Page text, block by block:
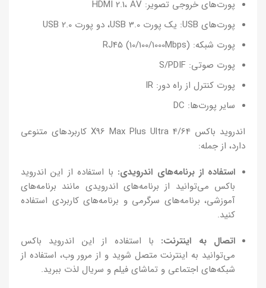
پورت‌های خروجی تصویر: HDMI 2.1، AV
پورت‌های USB: یک پورت USB 3.0، دو پورت USB 2.0
پورت شبکه: RJ45 (10/100/1000Mbps)
پورت صوتی: S/PDIF
پورت کنترل از راه دور: IR
سایر پورت‌ها: DC
اندروید باکس X96 Max Plus Ultra 4/64 کاربردهای متنوعی
دارد، از جمله:
استفاده از برنامه‌های اندرویدی: با استفاده از این اندروید
باکس می‌توانید از برنامه‌های اندرویدی مانند برنامه‌های
آموزشی، برنامه‌های سرگرمی و برنامه‌های کاربردی استفاده
کنید.
اتصال به اینترنت: با استفاده از این اندروید باکس
می‌توانید به اینترنت متصل شوید و از مرور وب، استفاده از
شبکه‌های اجتماعی و تماشای فیلم و سریال لذت ببرید.